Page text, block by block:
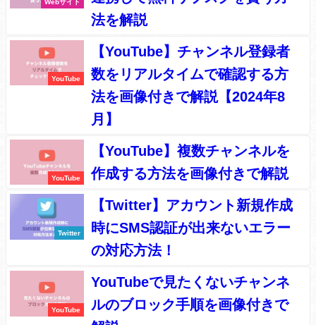
Webサイト
法を解説
YouTube
【YouTube】チャンネル登録者
数をリアルタイムで確認する方
法を画像付きで解説【2024年8
月】
YouTube
【YouTube】複数チャンネルを
作成する方法を画像付きで解説
Twitter
【Twitter】アカウント新規作成
時にSMS認証が出来ないエラー
の対応方法！
YouTube
YouTubeで見たくないチャンネ
ルのブロック手順を画像付きで